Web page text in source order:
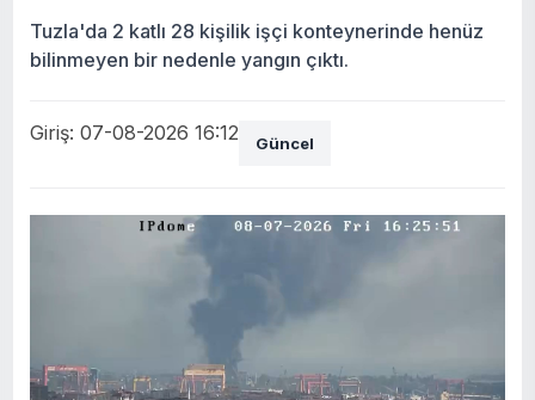
Tuzla'da 2 katlı 28 kişilik işçi konteynerinde henüz
bilinmeyen bir nedenle yangın çıktı.
Giriş: 07-08-2026 16:12 Güncel